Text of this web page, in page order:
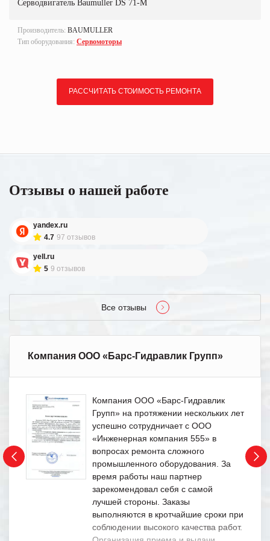
Серводвигатель Baumuller DS 71-M
Производитель: BAUMULLER
Тип оборудования: Сервомоторы
РАССЧИТАТЬ СТОИМОСТЬ РЕМОНТА
Отзывы о нашей работе
yandex.ru
4.7 97 отзывов
yell.ru
5 9 отзывов
Все отзывы
Компания ООО «Барс-Гидравлик Групп»
Компания ООО «Барс-Гидравлик
Групп» на протяжении нескольких лет
успешно сотрудничает с ООО
«Инженерная компания 555» в
вопросах ремонта сложного
промышленного оборудования. За
время работы наш партнер
зарекомендовал себя с самой
лучшей стороны. Заказы
выполняются в кротчайшие сроки при
соблюдении высокого качества работ.